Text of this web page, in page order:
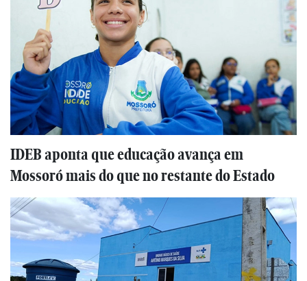
IDEB aponta que educação avança em
Mossoró mais do que no restante do Estado